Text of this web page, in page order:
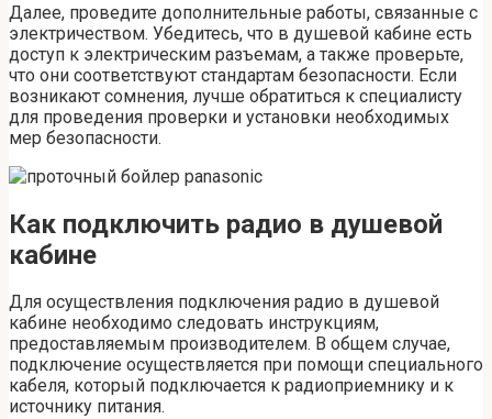
Далее, проведите дополнительные работы, связанные с
электричеством. Убедитесь, что в душевой кабине есть
доступ к электрическим разъемам, а также проверьте,
что они соответствуют стандартам безопасности. Если
возникают сомнения, лучше обратиться к специалисту
для проведения проверки и установки необходимых
мер безопасности.
Как подключить радио в душевой
кабине
Для осуществления подключения радио в душевой
кабине необходимо следовать инструкциям,
предоставляемым производителем. В общем случае,
подключение осуществляется при помощи специального
кабеля, который подключается к радиоприемнику и к
источнику питания.